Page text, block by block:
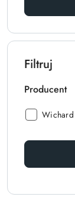
Filtruj
Producent
Producent:
Wichard